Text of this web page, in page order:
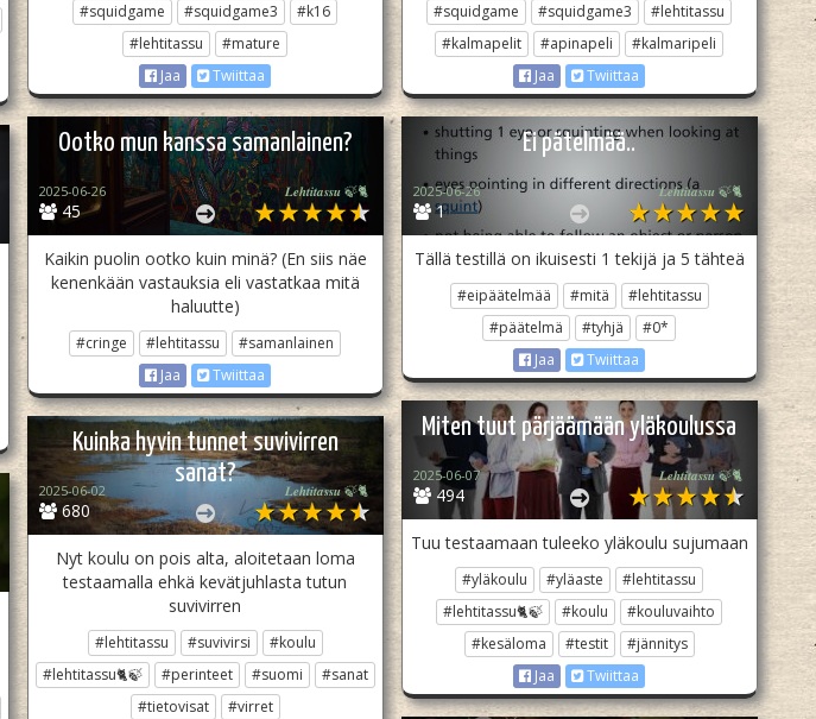
#squidgame #squidgame3
#k16
#lehtitassu
#mature
Jaa
Twiittaa
#squidgame #squidgame3
#lehtitassu
#kalmapelit
#apinapeli
#kalmaripeli
Jaa
Twiittaa
Ootko mun kanssa samanlainen?
45
2025-06-26 𝑳𝒆𝒉𝒕𝒊𝒕𝒂𝒔𝒔𝒖 🍃🐈
Kaikin puolin ootko kuin minä? (En siis näe
kenenkään vastauksia eli vastatkaa mitä
haluutte)
#cringe #lehtitassu
#samanlainen
Jaa
Twiittaa
Ei pätelmää..
1
2025-06-26 𝑳𝒆𝒉𝒕𝒊𝒕𝒂𝒔𝒔𝒖 🍃🐈
Tällä testillä on ikuisesti 1 tekijä ja 5 tähteä
#eipäätelmää #mitä
#lehtitassu
#päätelmä
#tyhjä
#0*
Jaa
Twiittaa
Miten tuut pärjäämään yläkoulussa
494
2025-06-07 𝑳𝒆𝒉𝒕𝒊𝒕𝒂𝒔𝒔𝒖 🍃🐈
Tuu testaamaan tuleeko yläkoulu sujumaan
#yläkoulu #yläaste
#lehtitassu
#lehtitassu🐈🍃
#koulu
#kouluvaihto
#kesäloma
#testit
#jännitys
Jaa
Twiittaa
Kuinka hyvin tunnet suvivirren
sanat?
680
2025-06-02 𝑳𝒆𝒉𝒕𝒊𝒕𝒂𝒔𝒔𝒖 🍃🐈
Nyt koulu on pois alta, aloitetaan loma
testaamalla ehkä kevätjuhlasta tutun
suvivirren
#lehtitassu #suvivirsi
#koulu
#lehtitassu🐈🍃
#perinteet #suomi
#sanat
#tietovisat
#virret